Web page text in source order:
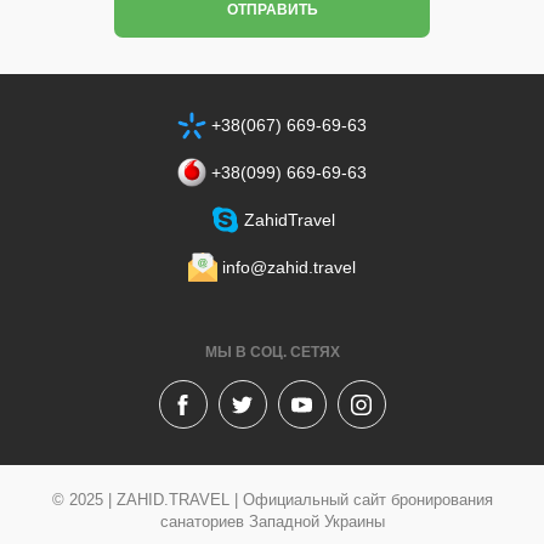
ОТПРАВИТЬ
+38(067) 669-69-63
+38‎(099) 669-69-63
ZahidTravel
info@zahid.travel
МЫ В СОЦ. СЕТЯХ
© 2025 | ZAHID.TRAVEL | Официальный сайт бронирования
санаториев Западной Украины